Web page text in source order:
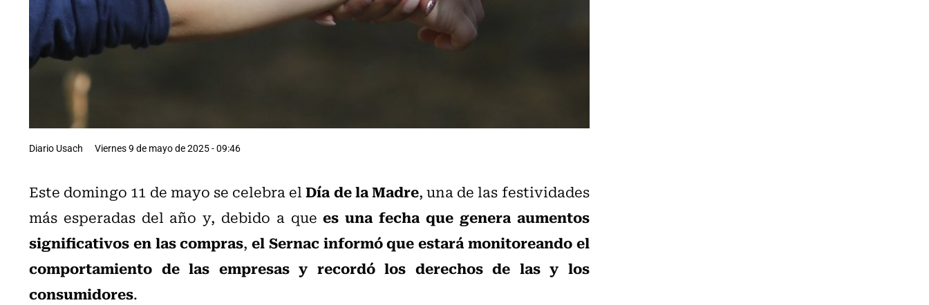
Diario Usach Viernes 9 de mayo de 2025 - 09:46
Este domingo 11 de mayo se celebra elDía de la Madre, una de las festividades
más esperadas del año y, debido a quees una fecha que genera aumentos
significativos en las compras, el Sernac informó que estará monitoreando el
comportamiento de las empresas y recordó los derechos de las y los
consumidores.